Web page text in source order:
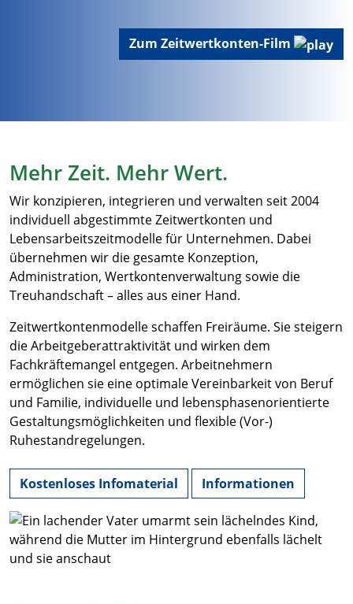
Zum Zeitwertkonten-Film
Mehr Zeit. Mehr Wert.
Wir konzipieren, integrieren und verwalten seit 2004
individuell abgestimmte Zeitwertkonten und
Lebensarbeitszeitmodelle für Unternehmen. Dabei
übernehmen wir die gesamte Konzeption,
Administration, Wertkontenverwaltung sowie die
Treuhandschaft – alles aus einer Hand.
Zeitwertkontenmodelle schaffen Freiräume. Sie steigern
die Arbeitgeberattraktivität und wirken dem
Fachkräftemangel entgegen. Arbeitnehmern
ermöglichen sie eine optimale Vereinbarkeit von Beruf
und Familie, individuelle und lebensphasenorientierte
Gestaltungsmöglichkeiten und flexible (Vor-)
Ruhestandregelungen.
Kostenloses Infomaterial Informationen